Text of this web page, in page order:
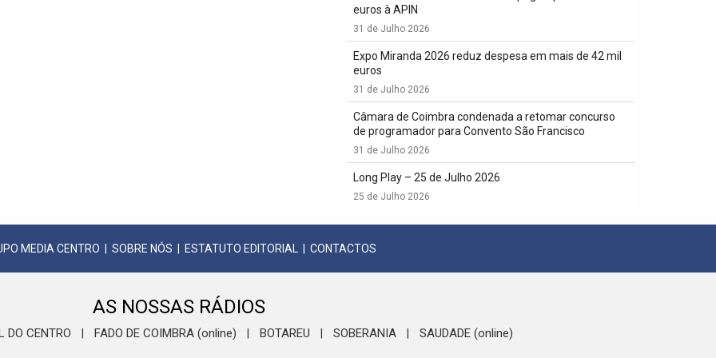
euros à APIN
31 de Julho 2026
Expo Miranda 2026 reduz despesa em mais de 42 mil
euros
31 de Julho 2026
Câmara de Coimbra condenada a retomar concurso
de programador para Convento São Francisco
31 de Julho 2026
Long Play – 25 de Julho 2026
25 de Julho 2026
MEDIA CENTRO SOBRE NÓS ESTATUTO EDITORIAL CONTACTOS
AS NOSSAS RÁDIOS
DO CENTRO FADO DE COIMBRA (online) BOTAREU SOBERANIA SAUDADE (online)